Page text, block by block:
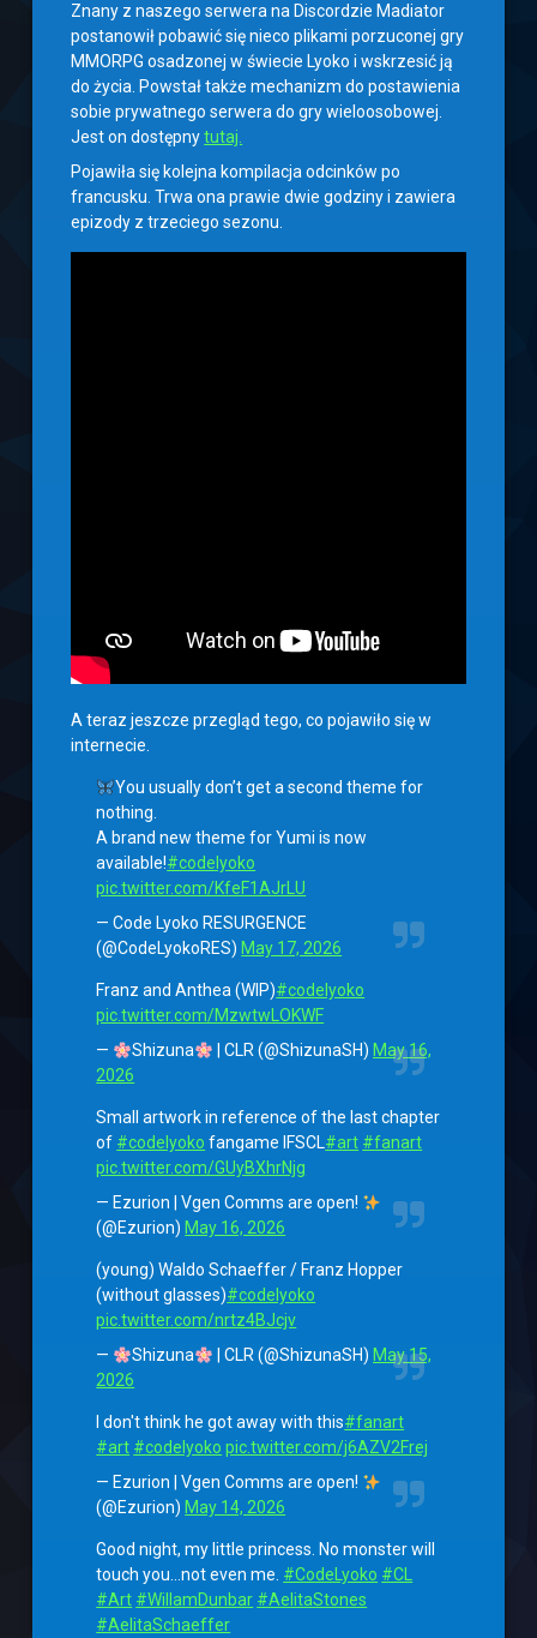
Znany z naszego serwera na Discordzie Madiator
postanowił pobawić się nieco plikami porzuconej gry
MMORPG osadzonej w świecie Lyoko i wskrzesić ją
do życia. Powstał także mechanizm do postawienia
sobie prywatnego serwera do gry wieloosobowej.
Jest on dostępnytutaj.
Pojawiła się kolejna kompilacja odcinków po
francusku. Trwa ona prawie dwie godziny i zawiera
epizody z trzeciego sezonu.
A teraz jeszcze przegląd tego, co pojawiło się w
internecie.
You usually don’t get a second theme for
nothing.
A brand new theme for Yumi is now
available!#codelyoko
pic.twitter.com/KfeF1AJrLU
— Code Lyoko RESURGENCE
(@CodeLyokoRES) May 17, 2026
Franz and Anthea (WIP)#codelyoko
pic.twitter.com/MzwtwLOKWF
—
Shizuna | CLR (@ShizunaSH) May 16,
2026
Small artwork in reference of the last chapter
of #codelyoko fangame IFSCL#art #fanart
pic.twitter.com/GUyBXhrNjg
— Ezurion | Vgen Comms are open!
(@Ezurion) May 16, 2026
(young) Waldo Schaeffer / Franz Hopper
(without glasses)#codelyoko
pic.twitter.com/nrtz4BJcjv
—
Shizuna | CLR (@ShizunaSH) May 15,
2026
I don't think he got away with this#fanart
#art #codelyoko pic.twitter.com/j6AZV2Frej
— Ezurion | Vgen Comms are open!
(@Ezurion) May 14, 2026
Good night, my little princess. No monster will
touch you…not even me. #CodeLyoko #CL
#Art #WillamDunbar #AelitaStones
#AelitaSchaeffer